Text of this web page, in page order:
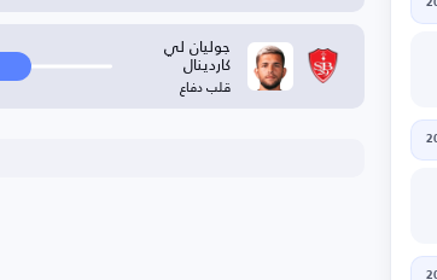
جوليان لي
كاردينال
قلب دفاع